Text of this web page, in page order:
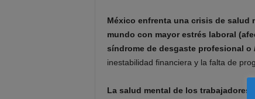
México enfrenta una crisis de salud
mundo con mayor estrés laboral
síndrome de desgaste profesional o
inestabilidad financiera y la falta de
La salud mental de los trabajadores